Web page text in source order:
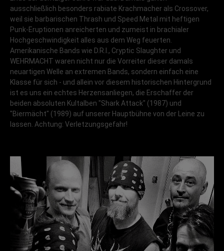
ausschließlich besonders rabiate Krachmacher als Crossover,
weil sie barbarischen Thrash und Speed Metal mit heftigen
Punk-Eruptionen anreicherten und zumeist in brachialer
Hochgeschwindigkeit alles aus dem Weg feuerten.
Amerikanische Bands wie D.R.I., Cryptic Slaughter und
WEHRMACHT waren nicht nur die Vorreiter dieser damals
neuartigen Welle an extremen Bands, sondern einfach eine
Klasse für sich - und allein vor diesem historischen Hintergrund
ist es uns ein echtes Herzensanliegen, die Erschaffer der
beiden absoluten Kultalben "Shark Attack" (1987) und
"Biermächt" (1989) auf unserer Hauptbühne von der Leine zu
lassen. Achtung: Verletzungsgefahr!